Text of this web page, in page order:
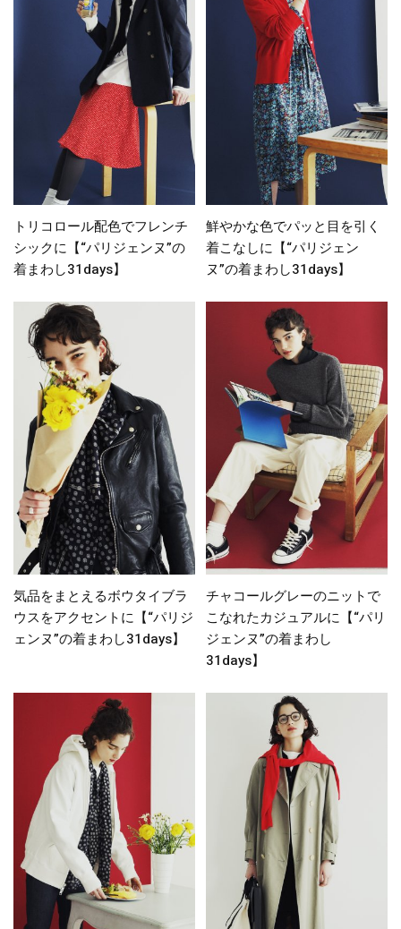
トリコロール配色でフレンチ
シックに【“パリジェンヌ”の
着まわし31days】
鮮やかな色でパッと目を引く
着こなしに【“パリジェン
ヌ”の着まわし31days】
気品をまとえるボウタイブラ
ウスをアクセントに【“パリジ
ェンヌ”の着まわし31days】
チャコールグレーのニットで
こなれたカジュアルに【“パリ
ジェンヌ”の着まわし
31days】